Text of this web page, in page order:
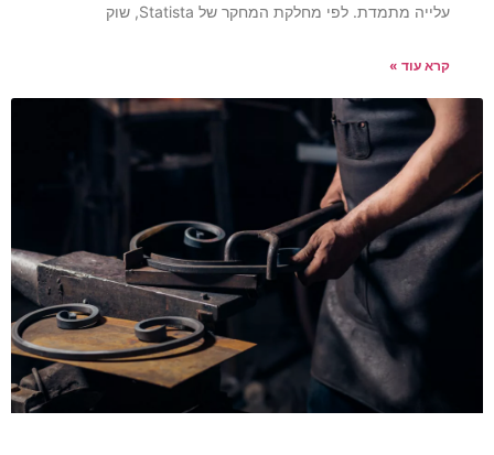
עלייה מתמדת. לפי מחלקת המחקר של Statista, שוק
קרא עוד »